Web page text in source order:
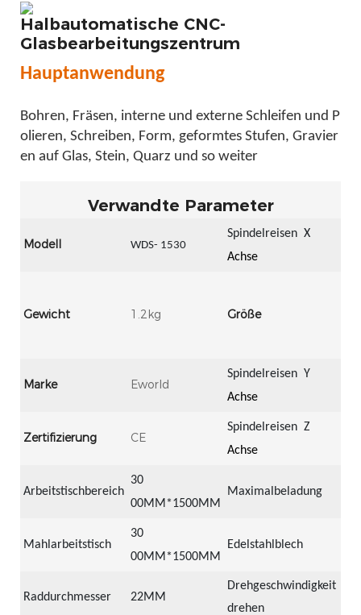
Halbautomatische CNC-
Glasbearbeitungszentrum
Hauptanwendung
Bohren, Fräsen, interne und externe Schleifen und P
olieren, Schreiben, Form, geformtes Stufen, Gravier
en auf Glas, Stein, Quarz und so weiter
Verwandte Parameter
Modell WDS- 1530
Spindelreisen X
Achse
Gewicht 1.2kg Größe
Marke Eworld
Spindelreisen Y
Achse
Zertifizierung CE
Spindelreisen Z
Achse
Arbeitstischbereich
30
00MM*1500MM
Maximalbeladung
Mahlarbeitstisch
30
00MM*1500MM
Edelstahlblech
Raddurchmesser 22MM
Drehgeschwindigkeit
drehen